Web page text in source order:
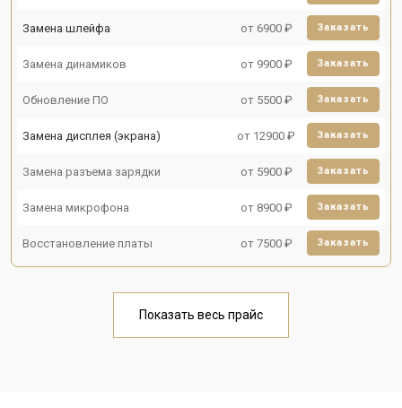
Замена шлейфа от 6900 ₽ Заказать
Замена динамиков от 9900 ₽ Заказать
Обновление ПО от 5500 ₽ Заказать
Замена дисплея (экрана) от 12900 ₽ Заказать
Замена разъема зарядки от 5900 ₽ Заказать
Замена микрофона от 8900 ₽ Заказать
Восстановление платы от 7500 ₽ Заказать
Показать весь прайс